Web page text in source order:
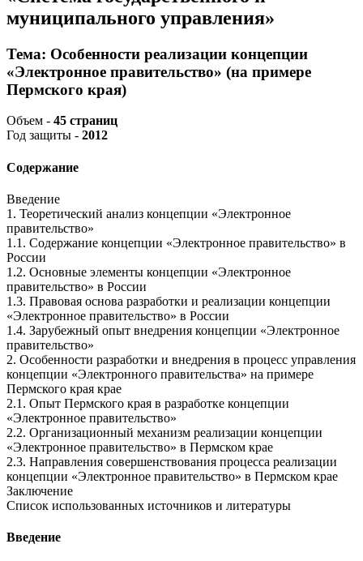
муниципального управления»
Тема: Особенности реализации концепции
«Электронное правительство» (на примере
Пермского края)
Объем - 45 страниц
Год защиты - 2012
Содержание
Введение
1. Теоретический анализ концепции «Электронное
правительство»
1.1. Содержание концепции «Электронное правительство» в
России
1.2. Основные элементы концепции «Электронное
правительство» в России
1.3. Правовая основа разработки и реализации концепции
«Электронное правительство» в России
1.4. Зарубежный опыт внедрения концепции «Электронное
правительство»
2. Особенности разработки и внедрения в процесс управления
концепции «Электронного правительства» на примере
Пермского края крае
2.1. Опыт Пермского края в разработке концепции
«Электронное правительство»
2.2. Организационный механизм реализации концепции
«Электронное правительство» в Пермском крае
2.3. Направления совершенствования процесса реализации
концепции «Электронное правительство» в Пермском крае
Заключение
Список использованных источников и литературы
Введение